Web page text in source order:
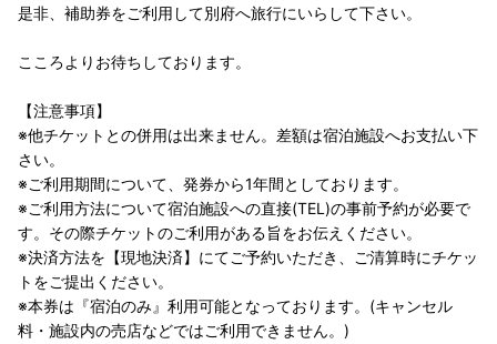
是非、補助券をご利用して別府へ旅行にいらして下さい。
こころよりお待ちしております。
【注意事項】
※他チケットとの併用は出来ません。差額は宿泊施設へお支払い下
さい。
※ご利用期間について、発券から1年間としております。
※ご利用方法について宿泊施設への直接(TEL)の事前予約が必要で
す。その際チケットのご利用がある旨をお伝えください。
※決済方法を【現地決済】にてご予約いただき、ご清算時にチケッ
トをご提出ください。
※本券は『宿泊のみ』利用可能となっております。(キャンセル
料・施設内の売店などではご利用できません。)